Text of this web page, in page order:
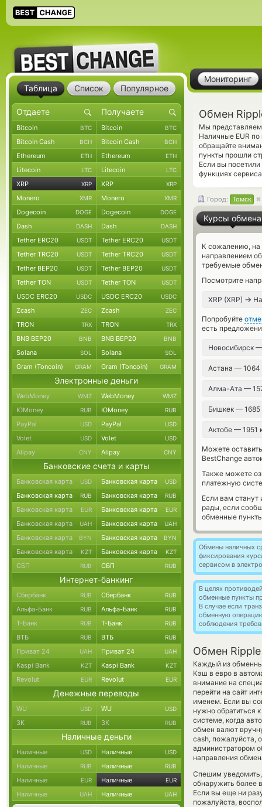
Мониторинг
Обмен
Мы представляем
Наличные EUR
обращайте
пункты прошли
Если вы
функциях
Город: Томск
Курсы обмена
К сожалению, на
направлением
требуемые
Посмотрите
XRP (XRP) →
Попробуйте
есть
Новосибирск
Астана —
Алма-Ата —
Бишкек —
Актобе —
Можете
BestChange
Также можете
платежную
Если вам
рады, если
обменные
Обмены наличных
фиксирования
сервисом в
В целях
обменные пункты
В случае если
обменную
соблюдения
Обмен Ripple
Каждый из
Кэш в евро в
внимание на
перейти на сайт
именем. Если вы
нужно обратиться
системе, когда
обмен валют
cash, пожалуйста,
администратором
направления
Спешим
обнаружить более
Если вы еще ни
пожалуйста,
Таблица Список Популярное
Bitcoin BTC Bitcoin BTC
Bitcoin Cash BCH Bitcoin Cash BCH
Ethereum ETH Ethereum ETH
Litecoin LTC Litecoin LTC
XRP XRP XRP XRP
Monero XMR Monero XMR
Dogecoin DOGE Dogecoin DOGE
Dash DASH Dash DASH
Tether ERC20 USDT Tether ERC20 USDT
Tether TRC20 USDT Tether TRC20 USDT
Tether BEP20 USDT Tether BEP20 USDT
Tether TON USDT Tether TON USDT
USDC ERC20 USDC USDC ERC20 USDC
Zcash ZEC Zcash ZEC
TRON TRX TRON TRX
BNB BEP20 BNB BNB BEP20 BNB
Solana SOL Solana SOL
Gram (Toncoin) GRAM Gram (Toncoin) GRAM
Электронные деньги
WebMoney WMZ WebMoney WMZ
ЮMoney RUB ЮMoney RUB
PayPal USD PayPal USD
Volet USD Volet USD
Alipay CNY Alipay CNY
Банковские счета и карты
Банковская карта USD Банковская карта USD
Банковская карта RUB Банковская карта RUB
Банковская карта EUR Банковская карта EUR
Банковская карта UAH Банковская карта UAH
Банковская карта BYN Банковская карта BYN
Банковская карта KZT Банковская карта KZT
СБП RUB СБП RUB
Интернет-банкинг
Сбербанк RUB Сбербанк RUB
Альфа-Банк RUB Альфа-Банк RUB
Т-Банк RUB Т-Банк RUB
ВТБ RUB ВТБ RUB
Приват 24 UAH Приват 24 UAH
Kaspi Bank KZT Kaspi Bank KZT
Revolut EUR Revolut EUR
Денежные переводы
WU USD WU USD
ЗК RUB ЗК RUB
Наличные деньги
Наличные USD Наличные USD
Наличные RUB Наличные RUB
Наличные EUR Наличные EUR
Наличные UAH Наличные UAH